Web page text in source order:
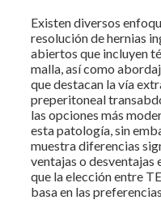
Existen diversos
resolución de hernias
abiertos que incluyen
malla, así como
que destacan la vía
preperitoneal
las opciones más
esta patología, sin
muestra diferencias
ventajas o desventajas
que la elección entre
basa en las